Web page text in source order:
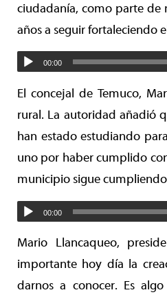
ciudadanía, como parte de
años a seguir fortaleciendo
00:00
El concejal de Temuco,
rural. La autoridad añadió
han estado estudiando
uno por haber cumplido
municipio sigue cumpliendo
00:00
Mario Llancaqueo,
importante hoy día la
darnos a conocer. Es